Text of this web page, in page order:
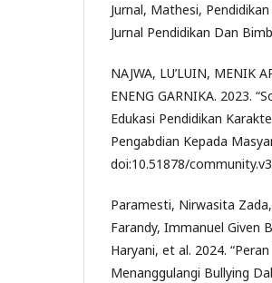
Jurnal, Mathesi,
Jurnal Pendidikan Dan
NAJWA, LU’LUIN, MENIK
ENENG GARNIKA. 2023.
Edukasi Pendidikan
Pengabdian Kepada
doi:10.51878/
Paramesti, Nirwasita
Farandy, Immanuel Given
Haryani, et al. 2024.
Menanggulangi Bullying